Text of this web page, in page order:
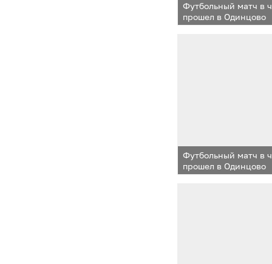
Футбольный матч в
прошел в Одинцово
Футбольный матч в
прошел в Одинцово